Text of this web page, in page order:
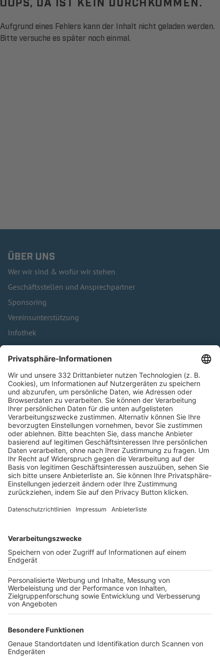
Aufgrund eines Fehlers kann der Inhalt nicht geladen werden.
Bitte versuche es später noch einmal.
ÜBER UNS
Wer wir sind & wofür wir stehen
Geschäftsstellen und Ansprechpartner
Sponsoring
Vereinsunterstützung
Infothek
Kontakt
HÄUFIG BESUCHTE SEITEN
Pässe und Vereinswechsel
Trainerausbildung
Schulungsangebot Vereinsmitarbeiter
BFV-Geschäftsstellen
Trainerbörse
Login SpielPlus
FOLGE DEM BFV
TOP-VEREINE
TOP-PARTNER